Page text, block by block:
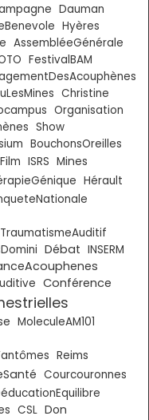
Dauman
Hyères
AssembléeGénérale
FestivalBAM
Christine
Organisation
Show
BouchonsOreilles
Film ISRS Mines
Hérault
TraumatismeAuditif
Débat INSERM
Conférence
MoleculeAM101
Reims
Courcouronnes
CSL Don